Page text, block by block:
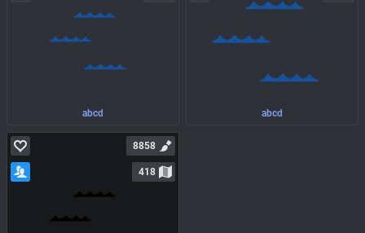
abcd abcd
8858
418